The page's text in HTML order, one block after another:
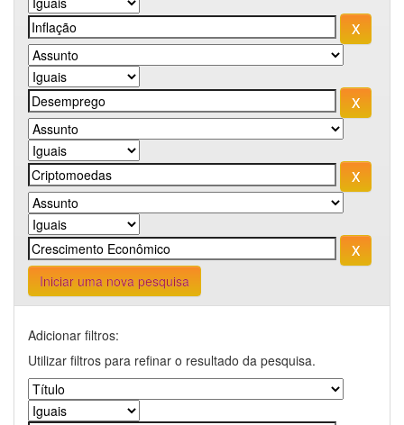
Iniciar uma nova pesquisa
Adicionar filtros:
Utilizar filtros para refinar o resultado da pesquisa.